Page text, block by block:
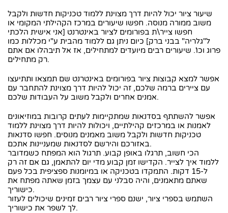
שיעור ציור יכול להיות דרך מצוינת ללמוד טכניקות חדשות ולקבל
משוב ממורה מנוסה. חפשו שיעורים במרכז הקהילתי המקומי או
חפשו צייר\ת בפורומים לציור באינטרנט [אני אישית הלכתי
ל"גלריה" בבני ברק] כיום ניתן גם ללמוד מהבית ע"י מכללות כמו
פרוג וכו'. שיעורים רבים מיועדים למתחילים, אז אל תיבהלו אם אתם
רק מתחילים.
אפשר למצא קבוצות ציור בפורומים באינטרנט שם תמצאו ותתיעצו
עם ציירים ברמה שלכם, זה יכול להיות דרך מצוינת להתחבר עם
אמנים אחרים ולקבל משוב על העבודות שלכם.
אפשר להשתתף בסדנאות שמתקיימות לעתים קרובות במוזיאונים
לאמנות או במרכזים קהילתיים, ויכולות להיות דרך מצוינת ללמוד
טכניקות חדשות ולקבל משוב מאמנים מנוסים. חפשו סדנאות
באזורכם והירשם לסדנאות שמעניינות אתכם.
הכי חשוב, תרגלו באופן קבוע. תרגול הוא המפתח כשמדובר
ללמוד איך לצייר. הקדישו זמן קבוע מדי יום להתאמן, גם אם זה רק
ל-15 דקות. התמקדו בטכניקה או במיומנות ספציפית בכל פעם
שאתם מתאמנים, והיה סבלני עם עצמך בזמן שאתה מפתח את
כישוריך.
השתמש בספרי ציור, ישנם ספרי ציור רבים זמינים שיכולים לעזור
לך לשפר את כישוריך.